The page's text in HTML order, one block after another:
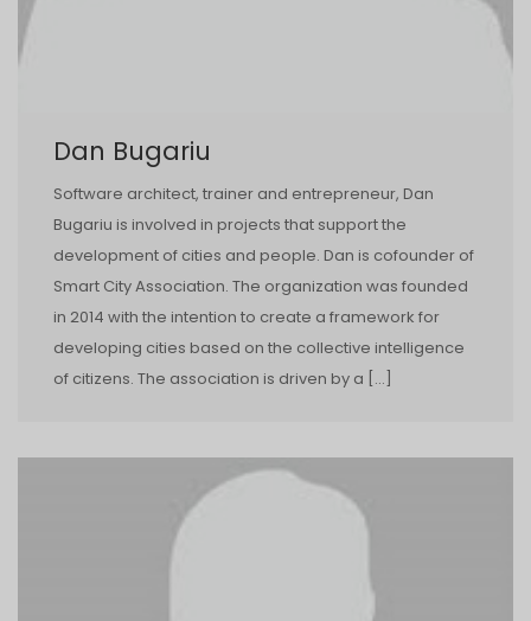
Dan Bugariu
Software architect, trainer and entrepreneur, Dan
Bugariu is involved in projects that support the
development of cities and people. Dan is co­founder of
Smart City Association. The organization was founded
in 2014 with the intention to create a framework for
developing cities based on the collective intelligence
of citizens. The association is driven by a […]